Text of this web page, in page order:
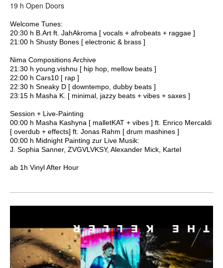
19 h Open Doors
Welcome Tunes:
20:30 h B.Art ft. JahAkroma [ vocals + afrobeats + raggae ]
21:00 h Shusty Bones [ electronic & brass ]
Nima Compositions Archive
21:30 h young.vishnu [ hip hop, mellow beats ]
22:00 h Cars10 [ rap ]
22:30 h Sneaky D [ downtempo, dubby beats ]
23:15 h Masha K. [ minimal, jazzy beats + vibes + saxes ]
Session + Live-Painting
00:00 h Masha Kashyna [ malletKAT + vibes ] ft. Enrico Mercaldi
[ overdub + effects] ft. Jonas Rahm [ drum mashines ]
00:00 h Midnight Painting zur Live Musik:
J. Sophia Sanner, ZVGVLVKSY, Alexander Mick, Kartel
ab 1h Vinyl After Hour